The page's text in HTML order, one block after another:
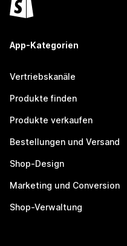
App-Kategorien
Vertriebskanäle
Produkte finden
Produkte verkaufen
Bestellungen und Versand
Shop-Design
Marketing und Conversion
Shop-Verwaltung